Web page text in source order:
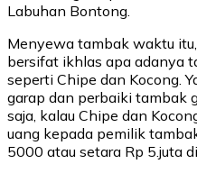
Labuhan Bontong.
Menyewa tambak waktu
bersifat ikhlas apa adanya
seperti Chipe dan Kocong.
garap dan perbaiki tambak
saja, kalau Chipe dan
uang kepada pemilik
5000 atau setara Rp 5.juta